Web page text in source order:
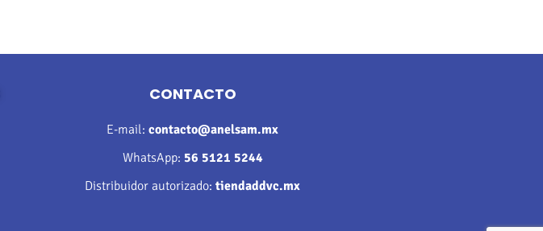
CONTACTO
E-mail:contacto@anelsam.mx
WhatsApp: 56 5121 5244
Distribuidor autorizado:tiendaddvc.mx